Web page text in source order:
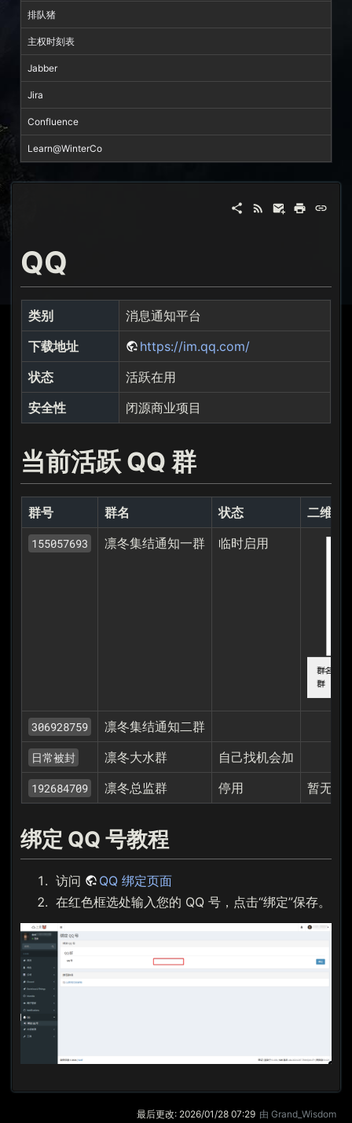
排队猪
主权时刻表
Jabber
Jira
Confluence
Learn@WinterCo
QQ
类别
消息通知平台
下载地址
https://im.qq.com/
状态
活跃在用
安全性
闭源商业项目
当前活跃 QQ 群
群号 群名 状态 二维码
155057693 凛冬集结通知一群 临时启用
306928759 凛冬集结通知二群
日常被封 凛冬大水群 自己找机会加
192684709 凛冬总监群 停用 暂无
绑定 QQ 号教程
访问
QQ 绑定页面
在红色框选处输入您的 QQ 号，点击“绑定”保存。
最后更改: 2026/01/28 07:29 由 Grand_Wisdom